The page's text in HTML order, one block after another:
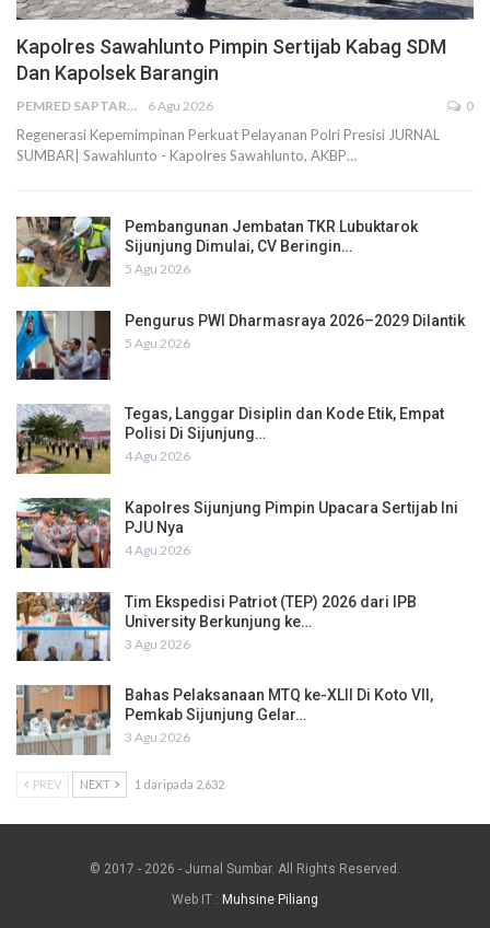
Kapolres Sawahlunto Pimpin Sertijab Kabag SDM
Dan Kapolsek Barangin
PEMRED SAPTARIUS 6 Agu 2026 0
Regenerasi Kepemimpinan Perkuat Pelayanan Polri Presisi JURNAL
SUMBAR| Sawahlunto - Kapolres Sawahlunto, AKBP…
Pembangunan Jembatan TKR Lubuktarok
Sijunjung Dimulai, CV Beringin…
5 Agu 2026
Pengurus PWI Dharmasraya 2026–2029 Dilantik
5 Agu 2026
Tegas, Langgar Disiplin dan Kode Etik, Empat
Polisi Di Sijunjung…
4 Agu 2026
Kapolres Sijunjung Pimpin Upacara Sertijab Ini
PJU Nya
4 Agu 2026
Tim Ekspedisi Patriot (TEP) 2026 dari IPB
University Berkunjung ke…
3 Agu 2026
Bahas Pelaksanaan MTQ ke-XLII Di Koto VII,
Pemkab Sijunjung Gelar…
3 Agu 2026
PREV NEXT 1 daripada 2,632
© 2017 - 2026 - Jurnal Sumbar. All Rights Reserved.
Web IT : Muhsine Piliang